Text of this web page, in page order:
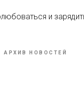
и
АРХИВ НОВОСТЕЙ